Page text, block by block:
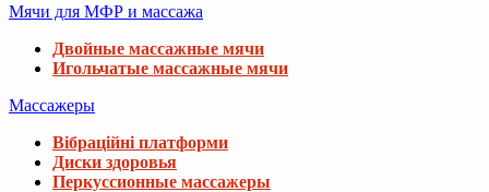
Мячи для МФР и массажа
Двойные массажные мячи
Игольчатые массажные мячи
Массажеры
Вібраційні платформи
Диски здоровья
Перкуссионные массажеры